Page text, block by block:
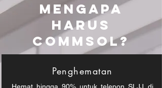
Mengapa
harus
commsol?
Penghematan